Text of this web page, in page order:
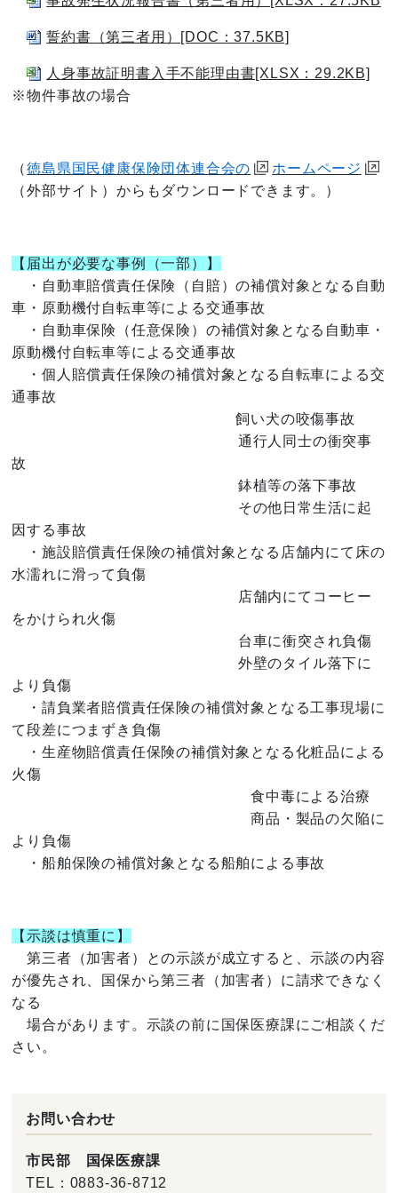
誓約書（第三者用）[DOC：37.5KB]
人身事故証明書入手不能理由書[XLSX：29.2KB]
※物件事故の場合
（徳島県国民健康保険団体連合会の
ホームページ
（外部サイト）からもダウンロードできます。）
【届出が必要な事例（一部）】
・自動車賠償責任保険（自賠）の補償対象となる自動
車・原動機付自転車等による交通事故
・自動車保険（任意保険）の補償対象となる自動車・
原動機付自転車等による交通事故
・個人賠償責任保険の補償対象となる自転車による交
通事故
飼い犬の咬傷事故
通行人同士の衝突事
故
鉢植等の落下事故
その他日常生活に起
因する事故
・施設賠償責任保険の補償対象となる店舗内にて床の
水濡れに滑って負傷
店舗内にてコーヒー
をかけられ火傷
台車に衝突され負傷
外壁のタイル落下に
より負傷
・請負業者賠償責任保険の補償対象となる工事現場に
て段差につまずき負傷
・生産物賠償責任保険の補償対象となる化粧品による
火傷
食中毒による治療
商品・製品の欠陥に
より負傷
・船舶保険の補償対象となる船舶による事故
【示談は慎重に】
第三者（加害者）との示談が成立すると、示談の内容
が優先され、国保から第三者（加害者）に請求できなく
なる
場合があります。示談の前に国保医療課にご相談くだ
さい。
お問い合わせ
市民部 国保医療課
TEL： 0883-36-8712